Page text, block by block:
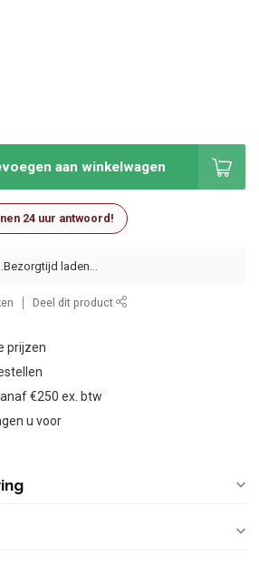
aan winkelwagen
24 uur antwoord!
Deel dit product
prijzen
€250 ex. btw
u voor